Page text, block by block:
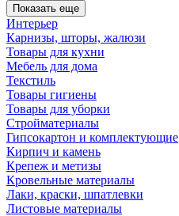
Показать еще
Интерьер
Карнизы, шторы, жалюзи
Товары для кухни
Мебель для дома
Текстиль
Товары гигиены
Товары для уборки
Стройматериалы
Гипсокартон и комплектующие
Кирпич и камень
Крепеж и метизы
Кровельные материалы
Лаки, краски, шпатлевки
Листовые материалы